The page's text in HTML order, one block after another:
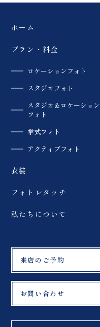
ホーム
プラン・料金
ロケーションフォト
スタジオフォト
スタジオ＆ロケーション
フォト
挙式フォト
アクティブフォト
衣装
フォトレタッチ
私たちについて
来店のご予約
お問い合わせ